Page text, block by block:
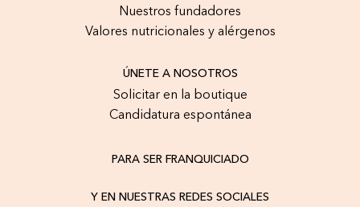
Nuestros fundadores
Valores nutricionales y alérgenos
ÚNETE A NOSOTROS
Solicitar en la boutique
Candidatura espontánea
PARA SER FRANQUICIADO
Y EN NUESTRAS REDES SOCIALES